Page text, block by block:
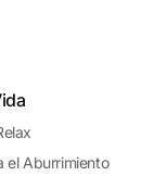
el Aburrimiento